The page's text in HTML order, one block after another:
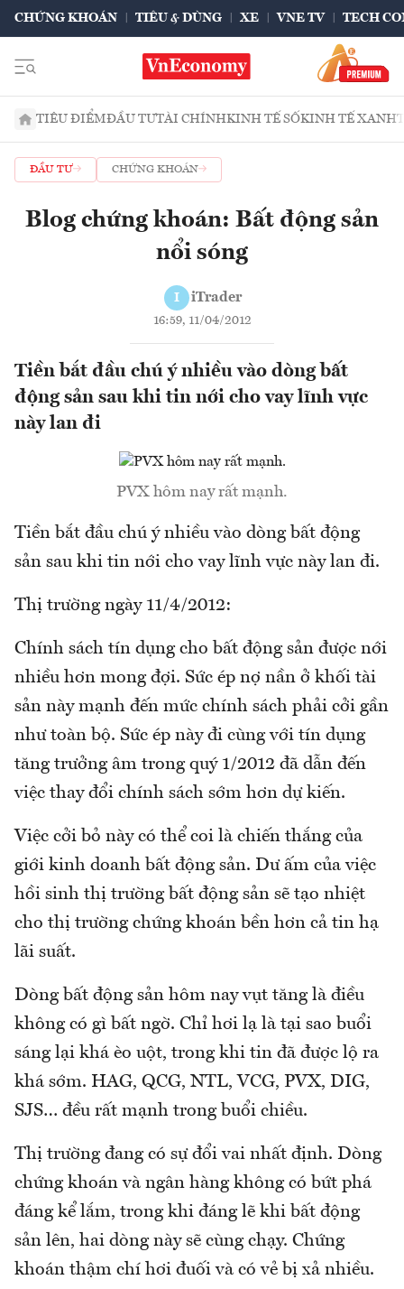
CHỨNG KHOÁN TIÊU & DÙNG XE VNE TV TECH
TIÊU ĐIỂMĐẦU TƯTÀI CHÍNHKINH TẾ SỐKINH TẾ XANH
ĐẦU TƯ CHỨNG KHOÁN
Blog chứng khoán: Bất động sản
nổi sóng
I iTrader
16:59, 11/04/2012
Tiền bắt đầu chú ý nhiều vào dòng bất
động sản sau khi tin nới cho vay lĩnh vực
này lan đi
PVX hôm nay rất mạnh.
Tiền bắt đầu chú ý nhiều vào dòng bất động
sản sau khi tin nới cho vay lĩnh vực này lan đi.
Thị trường ngày 11/4/2012:
Chính sách tín dụng cho bất động sản được nới
nhiều hơn mong đợi. Sức ép nợ nần ở khối tài
sản này mạnh đến mức chính sách phải cởi gần
như toàn bộ. Sức ép này đi cùng với tín dụng
tăng trưởng âm trong quý 1/2012 đã dẫn đến
việc thay đổi chính sách sớm hơn dự kiến.
Việc cởi bỏ này có thể coi là chiến thắng của
giới kinh doanh bất động sản. Dư ấm của việc
hồi sinh thị trường bất động sản sẽ tạo nhiệt
cho thị trường chứng khoán bền hơn cả tin hạ
lãi suất.
Dòng bất động sản hôm nay vụt tăng là điều
không có gì bất ngờ. Chỉ hơi lạ là tại sao buổi
sáng lại khá èo uột, trong khi tin đã được lộ ra
khá sớm. HAG, QCG, NTL, VCG, PVX, DIG,
SJS… đều rất mạnh trong buổi chiều.
Thị trường đang có sự đổi vai nhất định. Dòng
chứng khoán và ngân hàng không có bứt phá
đáng kể lắm, trong khi đáng lẽ khi bất động
sản lên, hai dòng này sẽ cùng chạy. Chứng
khoán thậm chí hơi đuối và có vẻ bị xả nhiều.